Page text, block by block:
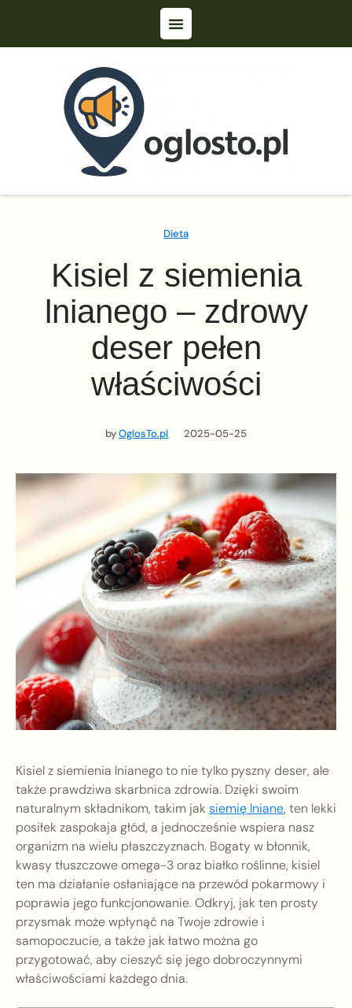
Dieta
Kisiel z siemienia
lnianego – zdrowy
deser pełen
właściwości
byOglosTo.pl 2025-05-25
Kisiel z siemienia lnianego to nie tylko pyszny deser, ale
także prawdziwa skarbnica zdrowia. Dzięki swoim
naturalnym składnikom, takim jak siemię lniane, ten lekki
posiłek zaspokaja głód, a jednocześnie wspiera nasz
organizm na wielu płaszczyznach. Bogaty w błonnik,
kwasy tłuszczowe omega-3 oraz białko roślinne, kisiel
ten ma działanie osłaniające na przewód pokarmowy i
poprawia jego funkcjonowanie. Odkryj, jak ten prosty
przysmak może wpłynąć na Twoje zdrowie i
samopoczucie, a także jak łatwo można go
przygotować, aby cieszyć się jego dobroczynnymi
właściwościami każdego dnia.